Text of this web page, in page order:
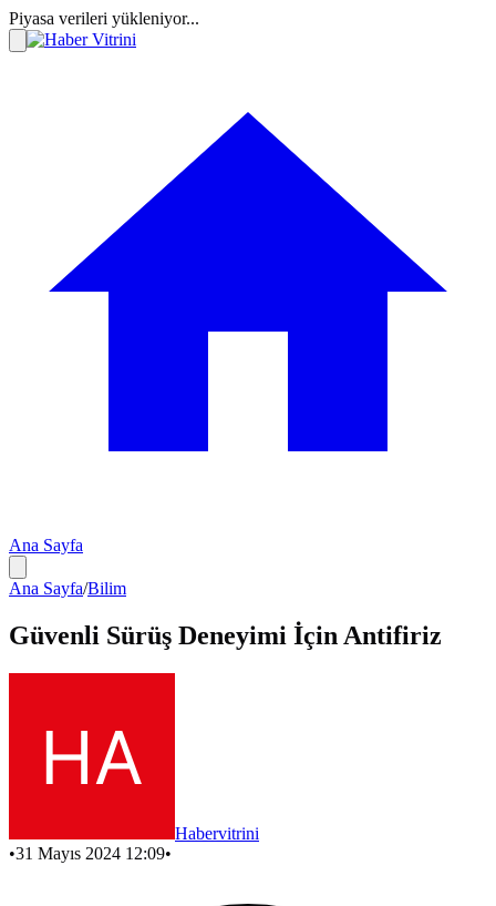
Piyasa verileri yükleniyor...
Ana Sayfa
Ana Sayfa/Bilim
Güvenli Sürüş Deneyimi İçin Antifiriz
Habervitrini
•31 Mayıs 2024 12:09•